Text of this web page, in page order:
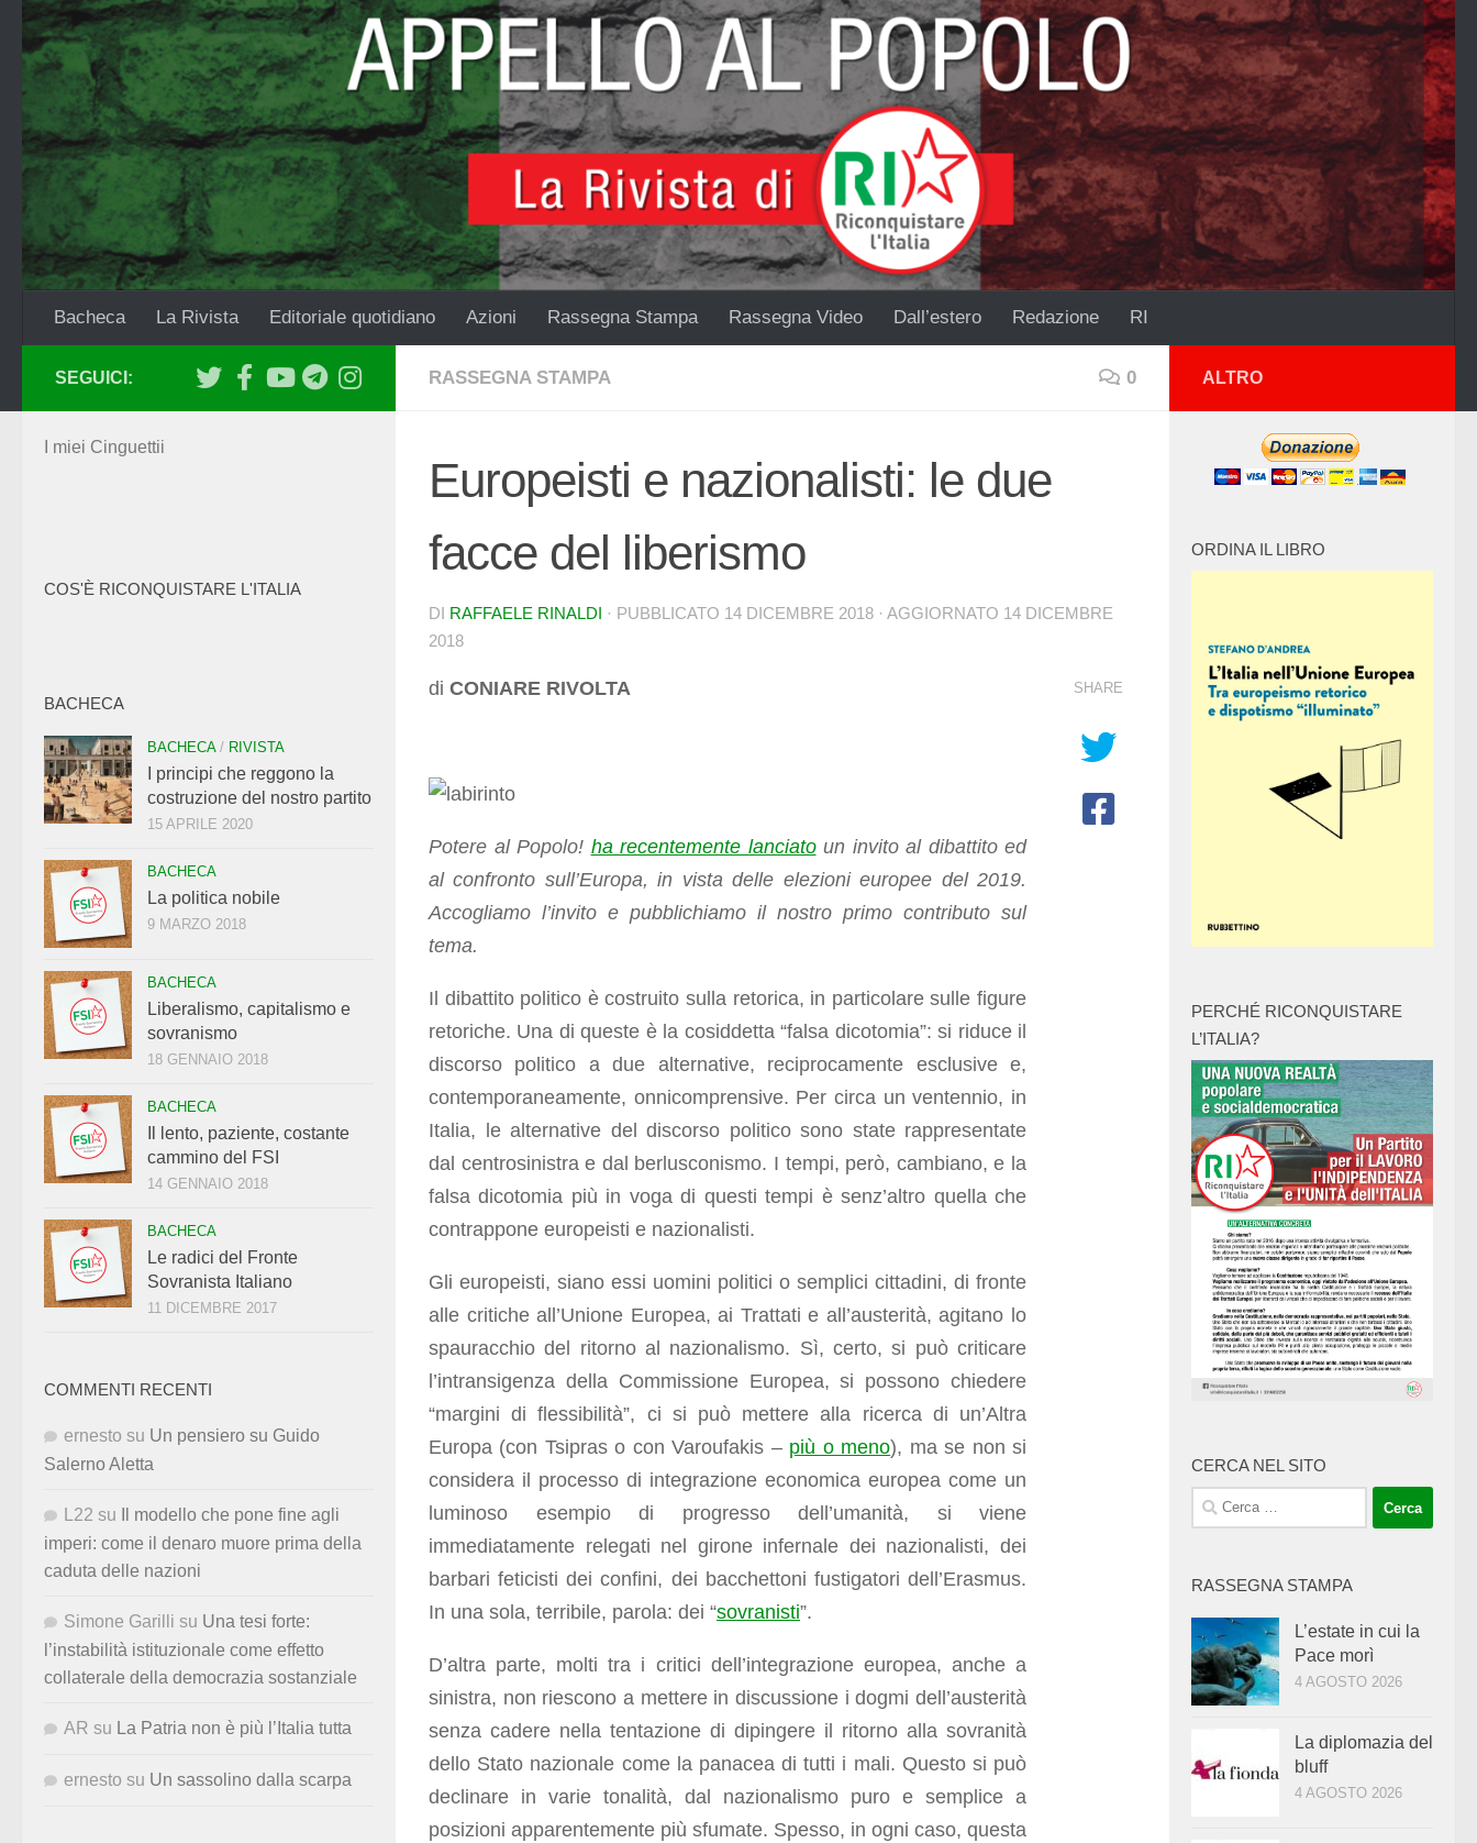
Salta al contenuto
Bacheca La Rivista Editoriale quotidiano Azioni Rassegna Stampa Rassegna Video Dall’estero Redazione RI
RASSEGNA STAMPA 0
Europeisti e nazionalisti: le due
facce del liberismo
DI RAFFAELE RINALDI · PUBBLICATO 14 DICEMBRE 2018 · AGGIORNATO 14 DICEMBRE
2018
di CONIARE RIVOLTA
Potere al Popolo! ha recentemente lanciatoun invito al dibattito ed
al confronto sull’Europa, in vista delle elezioni europee del 2019.
Accogliamo l’invito e pubblichiamo il nostro primo contributo sul
tema.
Il dibattito politico è costruito sulla retorica, in particolare sulle figure
retoriche. Una di queste è la cosiddetta “falsa dicotomia”: si riduce il
discorso politico a due alternative, reciprocamente esclusive e,
contemporaneamente, onnicomprensive. Per circa un ventennio, in
Italia, le alternative del discorso politico sono state rappresentate
dal centrosinistra e dal berlusconismo. I tempi, però, cambiano, e la
falsa dicotomia più in voga di questi tempi è senz’altro quella che
contrappone europeisti e nazionalisti.
Gli europeisti, siano essi uomini politici o semplici cittadini, di fronte
alle critiche all’Unione Europea, ai Trattati e all’austerità, agitano lo
spauracchio del ritorno al nazionalismo. Sì, certo, si può criticare
l’intransigenza della Commissione Europea, si possono chiedere
“margini di flessibilità”, ci si può mettere alla ricerca di un’Altra
Europa (con Tsipras o con Varoufakis – più o meno), ma se non si
considera il processo di integrazione economica europea come un
luminoso esempio di progresso dell’umanità, si viene
immediatamente relegati nel girone infernale dei nazionalisti, dei
barbari feticisti dei confini, dei bacchettoni fustigatori dell’Erasmus.
In una sola, terribile, parola: dei “sovranisti”.
D’altra parte, molti tra i critici dell’integrazione europea, anche a
sinistra, non riescono a mettere in discussione i dogmi dell’austerità
senza cadere nella tentazione di dipingere il ritorno alla sovranità
dello Stato nazionale come la panacea di tutti i mali. Questo si può
declinare in varie tonalità, dal nazionalismo puro e semplice a
posizioni apparentemente più sfumate. Spesso, in ogni caso, questa
SHARE
SEGUICI:
I miei Cinguettii
COS'È RICONQUISTARE L'ITALIA
BACHECA
BACHECA/ RIVISTA
I principi che reggono la
costruzione del nostro partito
15 APRILE 2020
BACHECA
La politica nobile
9 MARZO 2018
BACHECA
Liberalismo, capitalismo e
sovranismo
18 GENNAIO 2018
BACHECA
Il lento, paziente, costante
cammino del FSI
14 GENNAIO 2018
BACHECA
Le radici del Fronte
Sovranista Italiano
11 DICEMBRE 2017
COMMENTI RECENTI
ernesto su Un pensiero su Guido
Salerno Aletta
L22 su
Il modello che pone fine agli
imperi: come il denaro muore prima della
caduta delle nazioni
Simone Garilli su Una tesi forte:
l’instabilità istituzionale come effetto
collaterale della democrazia sostanziale
AR su La Patria non è più l’Italia tutta
ernesto su Un sassolino dalla scarpa
ALTRO
ORDINA IL LIBRO
PERCHÉ RICONQUISTARE
L’ITALIA?
CERCA NEL SITO
Ricerca
per:
RASSEGNA STAMPA
L’estate in cui la
Pace morì
4 AGOSTO 2026
La diplomazia del
bluff
4 AGOSTO 2026